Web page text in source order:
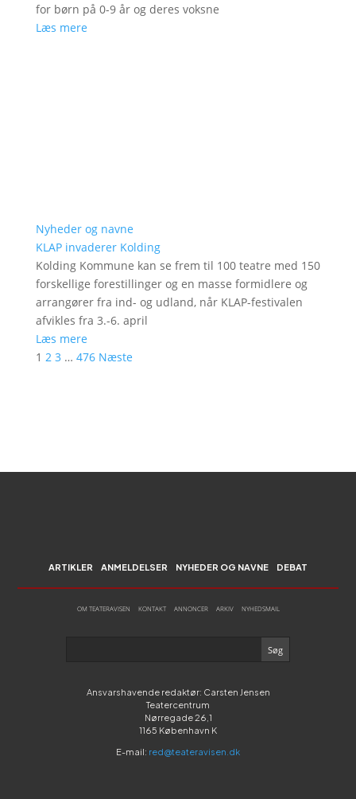
for børn på 0-9 år og deres voksne
Læs mere
Nyheder og navne
KLAP invaderer Kolding
Kolding Kommune kan se frem til 100 teatre med 150
forskellige forestillinger og en masse formidlere og
arrangører fra ind- og udland, når KLAP-festivalen
afvikles fra 3.-6. april
Læs mere
1 2 3 … 476 Næste
ARTIKLER ANMELDELSER NYHEDER OG NAVNE DEBAT
OM TEATERAVISEN KONTAKT ANNONCER ARKIV NYHEDSMAIL
Ansvarshavende redaktør: Carsten Jensen
Teatercentrum
Nørregade 26,1
1165 København K
E-mail: red@teateravisen.dk